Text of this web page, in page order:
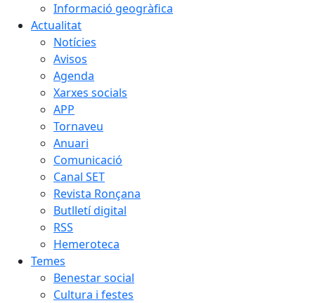
Informació geogràfica
Actualitat
Notícies
Avisos
Agenda
Xarxes socials
APP
Tornaveu
Anuari
Comunicació
Canal SET
Revista Ronçana
Butlletí digital
RSS
Hemeroteca
Temes
Benestar social
Cultura i festes